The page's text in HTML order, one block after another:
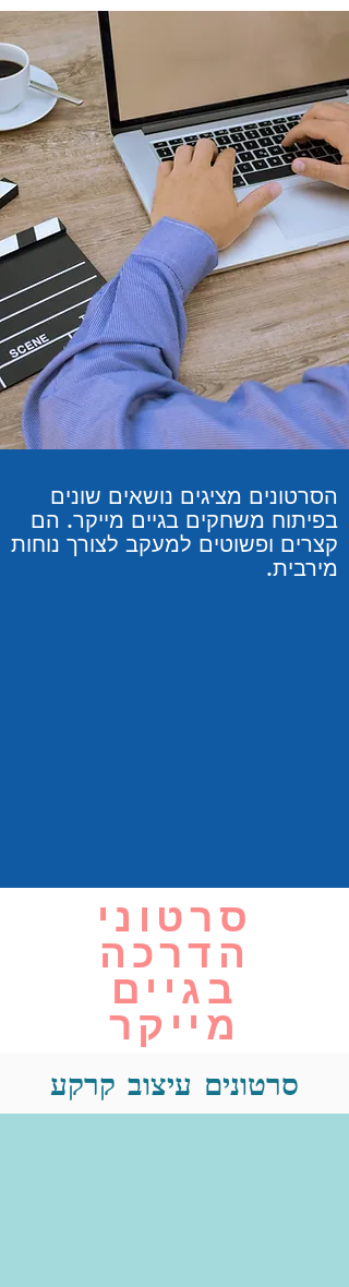
הסרטונים מציגים נושאים שונים
בפיתוח משחקים בגיים מייקר. הם
קצרים ופשוטים למעקב לצורך נוחות
מירבית.
סרטוני
הדרכה
בגיים
מייקר
סרטונים עיצוב קרקע